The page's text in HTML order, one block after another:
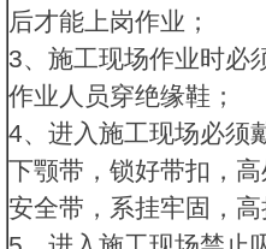
后才能上岗作业；
3、施工现场作业时必
作业人员穿绝缘鞋；
4、进入施工现场必须
下颚带，锁好带扣，
安全带，系挂牢固，高